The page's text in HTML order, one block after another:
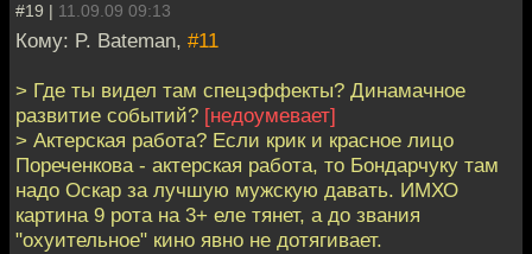
#19 | 11.09.09 09:13
Кому: P. Bateman, #11
> Где ты видел там спецэффекты? Динамачное
развитие событий? [недоумевает]
> Актерская работа? Если крик и красное лицо
Пореченкова - актерская работа, то Бондарчуку там
надо Оскар за лучшую мужскую давать. ИМХО
картина 9 рота на 3+ еле тянет, а до звания
"охуительное" кино явно не дотягивает.